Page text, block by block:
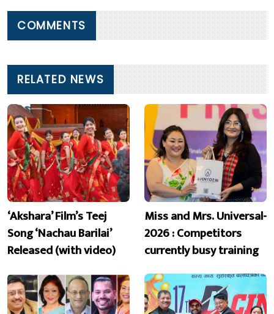
COMMENTS
RELATED NEWS
‘Akshara’ Film’s Teej
Song ‘Nachau Barilai’
Released (with video)
Miss and Mrs. Universal-
2026 : Competitors
currently busy training